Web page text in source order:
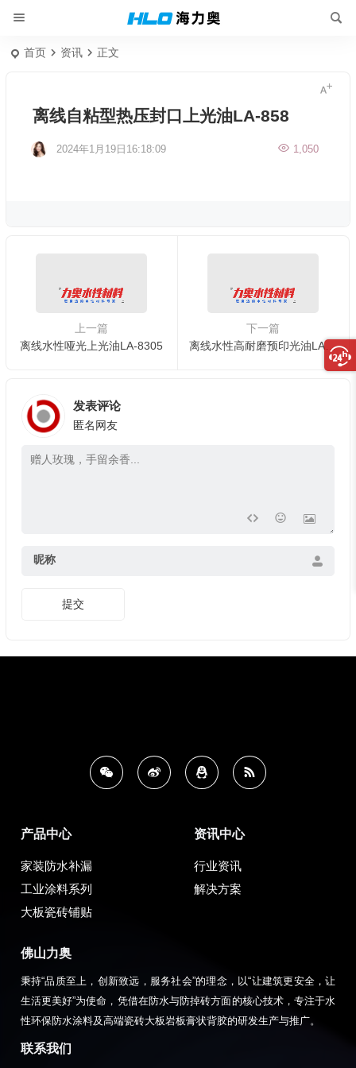
首页 资讯 正文
离线自粘型热压封口上光油LA-858
2024年1月19日16:18:09 1,050
上一篇
离线水性哑光上光油LA-8305
下一篇
离线水性高耐磨预印光油LA-8622
发表评论
匿名网友
昵称
提交
产品中心
家装防水补漏
工业涂料系列
大板瓷砖铺贴
资讯中心
行业资讯
解决方案
佛山力奥
秉持“品质至上，创新致远，服务社会”的理念，以“让建筑更安全，让
生活更美好”为使命，凭借在防水与防掉砖方面的核心技术，专注于水
性环保防水涂料及高端瓷砖大板岩板膏状背胶的研发生产与推广。
联系我们